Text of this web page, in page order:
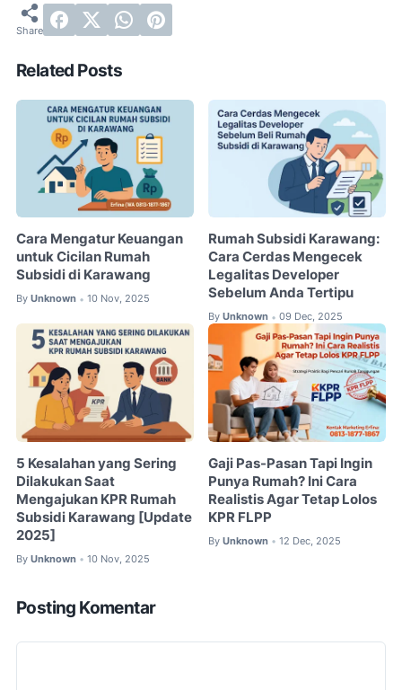
Related Posts
Cara Mengatur Keuangan
untuk Cicilan Rumah
Subsidi di Karawang
By Unknown • 10 Nov, 2025
Rumah Subsidi Karawang:
Cara Cerdas Mengecek
Legalitas Developer
Sebelum Anda Tertipu
By Unknown • 09 Dec, 2025
5 Kesalahan yang Sering
Dilakukan Saat
Mengajukan KPR Rumah
Subsidi Karawang [Update
2025]
By Unknown • 10 Nov, 2025
Gaji Pas-Pasan Tapi Ingin
Punya Rumah? Ini Cara
Realistis Agar Tetap Lolos
KPR FLPP
By Unknown • 12 Dec, 2025
Posting Komentar